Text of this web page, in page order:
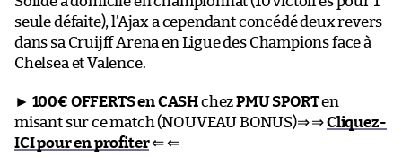
seule défaite), l’Ajax a cependant concédé deux revers
dans sa Cruijff Arena en Ligue des Champions face à
Chelsea et Valence.
► 100€ OFFERTS en CASHchezPMU SPORTen
misant sur ce match (NOUVEAU BONUS)⇒ ⇒Cliquez-
ICI pour en profiter⇐ ⇐